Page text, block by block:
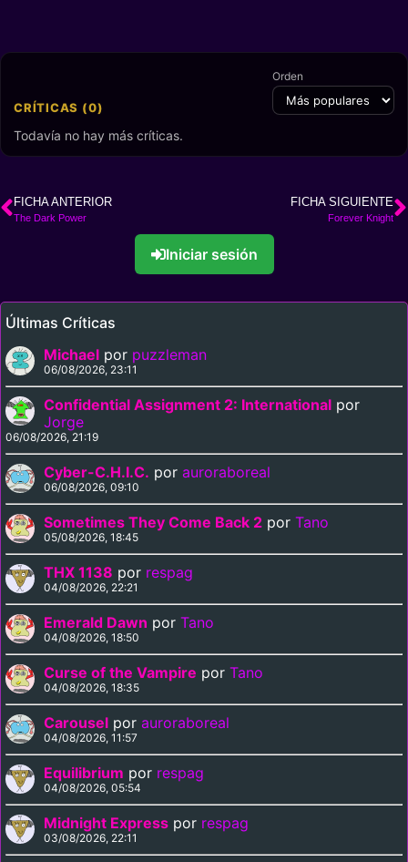
CRÍTICAS (0)
Orden
Todavía no hay más críticas.
FICHA ANTERIOR
The Dark Power
FICHA SIGUIENTE
Forever Knight
Iniciar sesión
Últimas Críticas
Michael por puzzleman
06/08/2026, 23:11
Confidential Assignment 2: International por
Jorge
06/08/2026, 21:19
Cyber-C.H.I.C. por auroraboreal
06/08/2026, 09:10
Sometimes They Come Back 2 por Tano
05/08/2026, 18:45
THX 1138 por respag
04/08/2026, 22:21
Emerald Dawn por Tano
04/08/2026, 18:50
Curse of the Vampire por Tano
04/08/2026, 18:35
Carousel por auroraboreal
04/08/2026, 11:57
Equilibrium por respag
04/08/2026, 05:54
Midnight Express por respag
03/08/2026, 22:11